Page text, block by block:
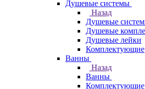
Душевые системы
Назад
Душевые
Душевые
Душевые лейки
Комплектующие
Ванны
Назад
Ванны
Комплектующие